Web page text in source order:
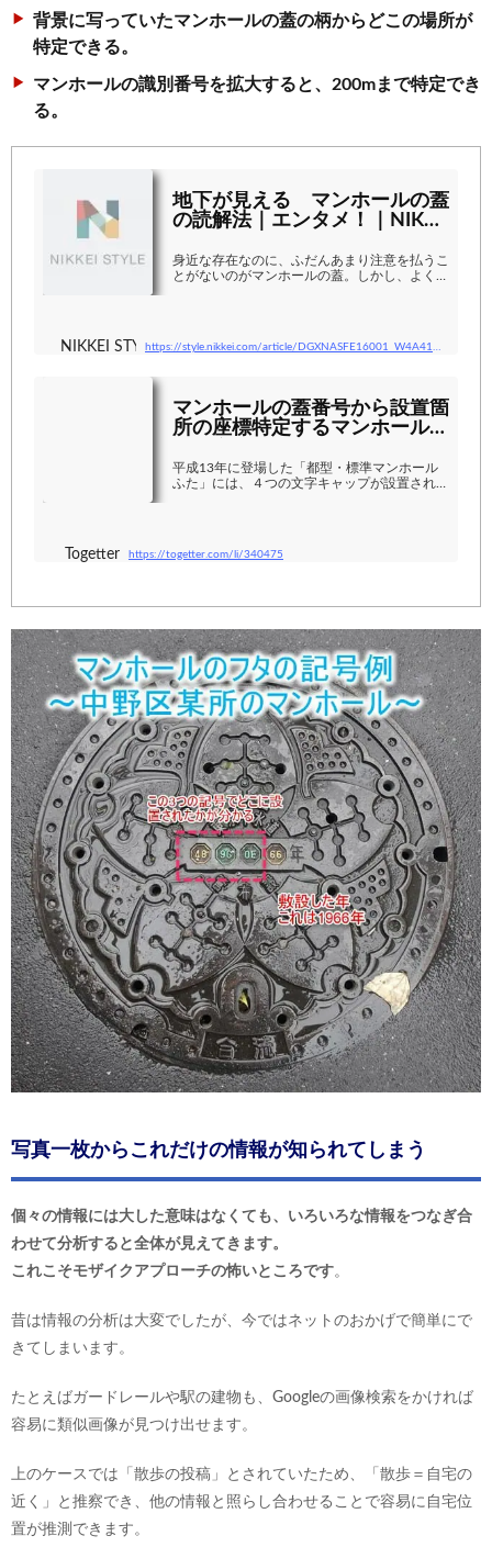
背景に写っていたマンホールの蓋の柄からどこの場所が
特定できる。
マンホールの識別番号を拡大すると、200mまで特定でき
る。
地下が見える マンホールの蓋
の読解法｜エンタメ！｜NIKKE
身近な存在なのに、ふだんあまり注意を払うこ
とがないのがマンホールの蓋。しかし、よく目
NIKKEI STYLE https://style.nikkei.com/article/DGXNASFE16001_W4A410C1000000?page=2
マンホールの蓋番号から設置箇
所の座標特定するマンホールク
平成13年に登場した「都型・標準マンホール
ふた」には、４つの文字キャップが設置されて
Togetter https://togetter.com/li/340475
写真一枚からこれだけの情報が知られてしまう
個々の情報には大した意味はなくても、いろいろな情報をつなぎ合
わせて分析すると全体が見えてきます。
これこそモザイクアプローチの怖いところです。
昔は情報の分析は大変でしたが、今ではネットのおかげで簡単にで
きてしまいます。
たとえばガードレールや駅の建物も、Googleの画像検索をかければ
容易に類似画像が見つけ出せます。
上のケースでは「散歩の投稿」とされていたため、「散歩＝自宅の
近く」と推察でき、他の情報と照らし合わせることで容易に自宅位
置が推測できます。